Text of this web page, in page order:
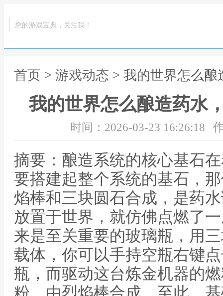
您的游戏宝典，关注我！
首页 > 游戏动态 > 我的世界怎么
我的世界怎么酿造药水
时间：2026-03-23 16:26:18
摘要：酿造系统的核心基石
要搭建起整个系统的基石，
焰棒和三块圆石合成，是药
放置于世界，就仿佛点燃了
来是至关重要的玻璃瓶，用
载体，你可以手持空瓶右键
瓶，而驱动这台炼金机器的